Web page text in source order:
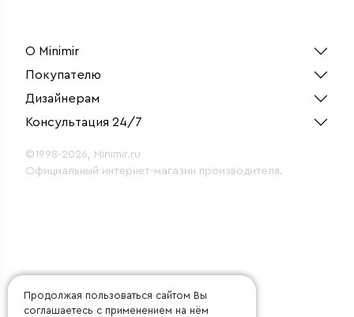
О Minimir
Покупателю
Дизайнерам
Консультация 24/7
©1998-2026, Minimir.ru
Официальный интернет-магазин производителя.
Продолжая пользоваться сайтом Вы
соглашаетесь с применением на нём